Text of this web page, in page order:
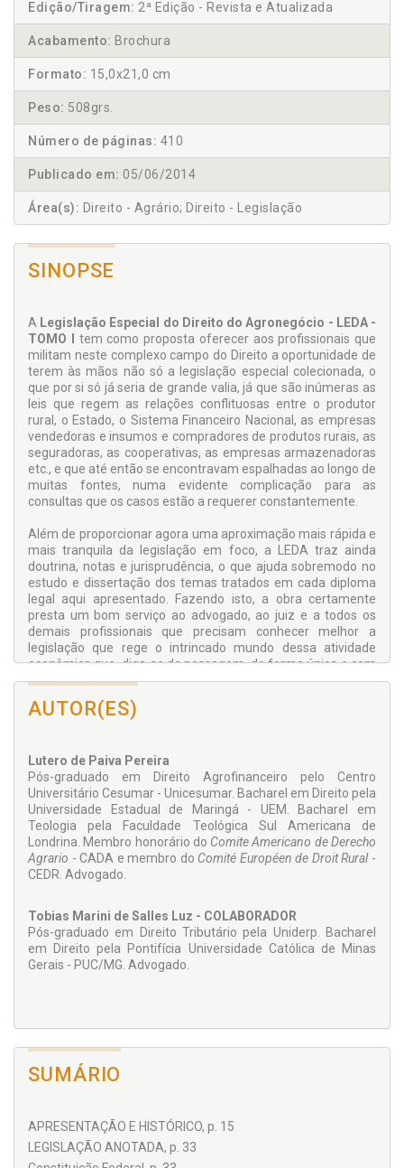
Edição/Tiragem: 2ª Edição - Revista e Atualizada
Acabamento: Brochura
Formato: 15,0x21,0 cm
Peso: 508grs.
Número de páginas: 410
Publicado em: 05/06/2014
Área(s): Direito - Agrário; Direito - Legislação
SINOPSE
A Legislação Especial do Direito do Agronegócio - LEDA -
TOMO I tem como proposta oferecer aos profissionais que
militam neste complexo campo do Direito a oportunidade de
terem às mãos não só a legislação especial colecionada, o
que por si só já seria de grande valia, já que são inúmeras as
leis que regem as relações conflituosas entre o produtor
rural, o Estado, o Sistema Financeiro Nacional, as empresas
vendedoras e insumos e compradores de produtos rurais, as
seguradoras, as cooperativas, as empresas armazenadoras
etc., e que até então se encontravam espalhadas ao longo de
muitas fontes, numa evidente complicação para as
consultas que os casos estão a requerer constantemente.
Além de proporcionar agora uma aproximação mais rápida e
mais tranquila da legislação em foco, a LEDA traz ainda
doutrina, notas e jurisprudência, o que ajuda sobremodo no
estudo e dissertação dos temas tratados em cada diploma
legal aqui apresentado. Fazendo isto, a obra certamente
presta um bom serviço ao advogado, ao juiz e a todos os
demais profissionais que precisam conhecer melhor a
legislação que rege o intrincado mundo dessa atividade
econômica que, diga-se de passagem, de forma única e com
destaque que justifica sua importância para o país, mereceu
do constituinte moderno tratamento especial na Carta
Cidadã.
AUTOR(ES)
Lutero de Paiva Pereira
Pós-graduado em Direito Agrofinanceiro pelo Centro
Universitário Cesumar - Unicesumar. Bacharel em Direito pela
Universidade Estadual de Maringá - UEM. Bacharel em
Teologia pela Faculdade Teológica Sul Americana de
Londrina. Membro honorário do Comite Americano de Derecho
Agrario - CADA e membro do Comité Européen de Droit Rural-
CEDR. Advogado.
Tobias Marini de Salles Luz - COLABORADOR
Pós-graduado em Direito Tributário pela Uniderp. Bacharel
em Direito pela Pontifícia Universidade Católica de Minas
Gerais - PUC/MG. Advogado.
SUMÁRIO
APRESENTAÇÃO E HISTÓRICO, p. 15
LEGISLAÇÃO ANOTADA, p. 33